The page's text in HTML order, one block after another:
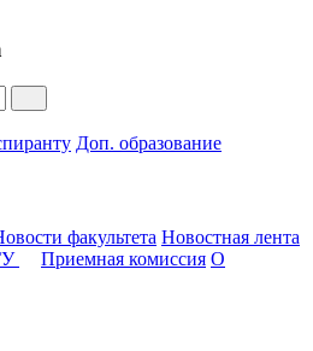
Доп. образование
факультета Новостная лента
Приемная комиссия О